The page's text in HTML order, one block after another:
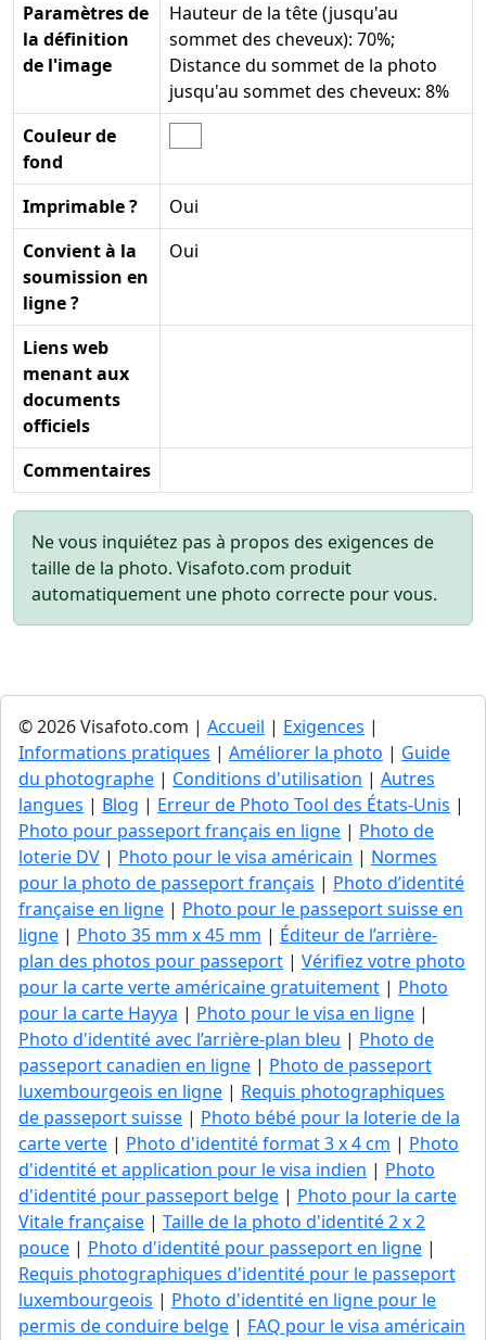
Paramètres de
la définition
de l'image
Hauteur de la tête (jusqu'au
sommet des cheveux): 70%;
Distance du sommet de la photo
jusqu'au sommet des cheveux: 8%
Couleur de
fond
Imprimable ?
Oui
Convient à la
soumission en
ligne ?
Oui
Liens web
menant aux
documents
officiels
Commentaires
Ne vous inquiétez pas à propos des exigences de
taille de la photo. Visafoto.com produit
automatiquement une photo correcte pour vous.
© 2026 Visafoto.com | Accueil | Exigences |
Informations pratiques | Améliorer la photo | Guide
du photographe | Conditions d'utilisation | Autres
langues | Blog | Erreur de Photo Tool des États-Unis |
Photo pour passeport français en ligne | Photo de
loterie DV | Photo pour le visa américain | Normes
pour la photo de passeport français | Photo d’identité
française en ligne | Photo pour le passeport suisse en
ligne | Photo 35 mm x 45 mm | Éditeur de l’arrière-
plan des photos pour passeport | Vérifiez votre photo
pour la carte verte américaine gratuitement | Photo
pour la carte Hayya | Photo pour le visa en ligne |
Photo d'identité avec l’arrière-plan bleu | Photo de
passeport canadien en ligne | Photo de passeport
luxembourgeois en ligne | Requis photographiques
de passeport suisse | Photo bébé pour la loterie de la
carte verte | Photo d'identité format 3 x 4 cm | Photo
d'identité et application pour le visa indien | Photo
d'identité pour passeport belge | Photo pour la carte
Vitale française | Taille de la photo d'identité 2 x 2
pouce | Photo d'identité pour passeport en ligne |
Requis photographiques d'identité pour le passeport
luxembourgeois | Photo d'identité en ligne pour le
permis de conduire belge | FAQ pour le visa américain